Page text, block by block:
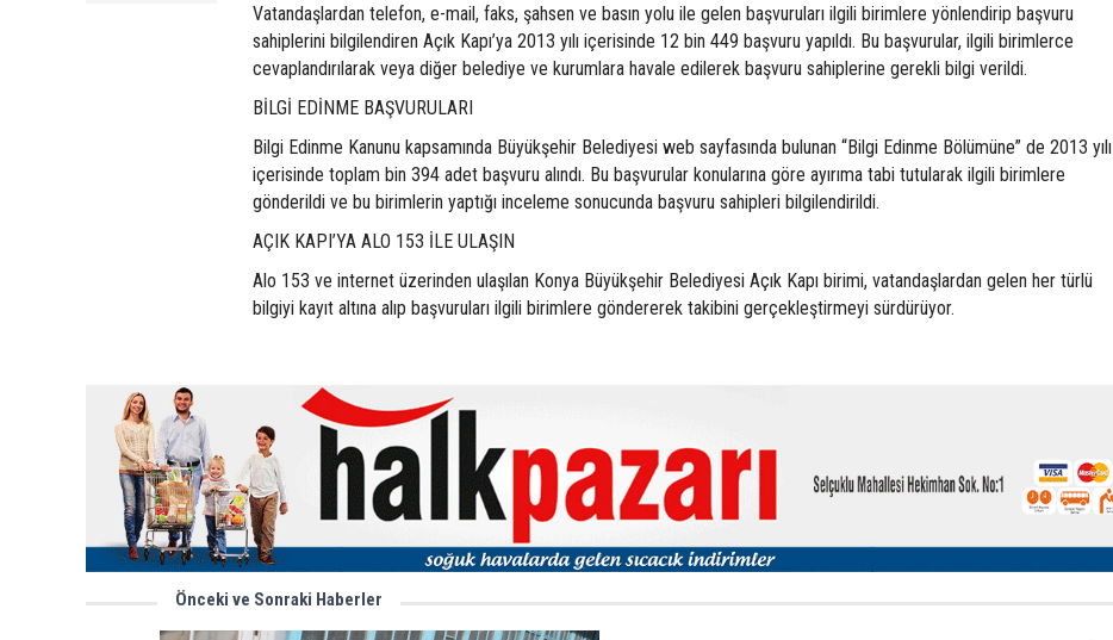
Vatandaşlardan telefon, e-mail, faks, şahsen ve basın yolu ile gelen başvuruları ilgili birimlere yönlendirip başvuru
sahiplerini bilgilendiren Açık Kapı’ya 2013 yılı içerisinde 12 bin 449 başvuru yapıldı. Bu başvurular, ilgili birimlerce
cevaplandırılarak veya diğer belediye ve kurumlara havale edilerek başvuru sahiplerine gerekli bilgi verildi.
BİLGİ EDİNME BAŞVURULARI
Bilgi Edinme Kanunu kapsamında Büyükşehir Belediyesi web sayfasında bulunan “Bilgi Edinme Bölümüne” de 2013 yılı
içerisinde toplam bin 394 adet başvuru alındı. Bu başvurular konularına göre ayırıma tabi tutularak ilgili birimlere
gönderildi ve bu birimlerin yaptığı inceleme sonucunda başvuru sahipleri bilgilendirildi.
AÇIK KAPI’YA ALO 153 İLE ULAŞIN
Alo 153 ve internet üzerinden ulaşılan Konya Büyükşehir Belediyesi Açık Kapı birimi, vatandaşlardan gelen her türlü
bilgiyi kayıt altına alıp başvuruları ilgili birimlere göndererek takibini gerçekleştirmeyi sürdürüyor.
Önceki ve Sonraki Haberler